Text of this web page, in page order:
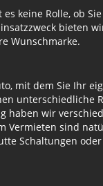
keine Rolle, ob
bieten
Wunschmarke.
mit dem Sie Ihr
unterschiedliche
haben wir
Vermieten sind
Schaltungen